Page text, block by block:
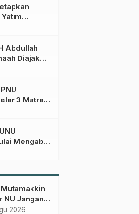
Abdullah
Diajak
3 Matra
An-Nur
Mengabdi
dan Oro-
NU Jangan
2026